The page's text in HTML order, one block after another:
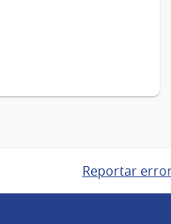
Reportar